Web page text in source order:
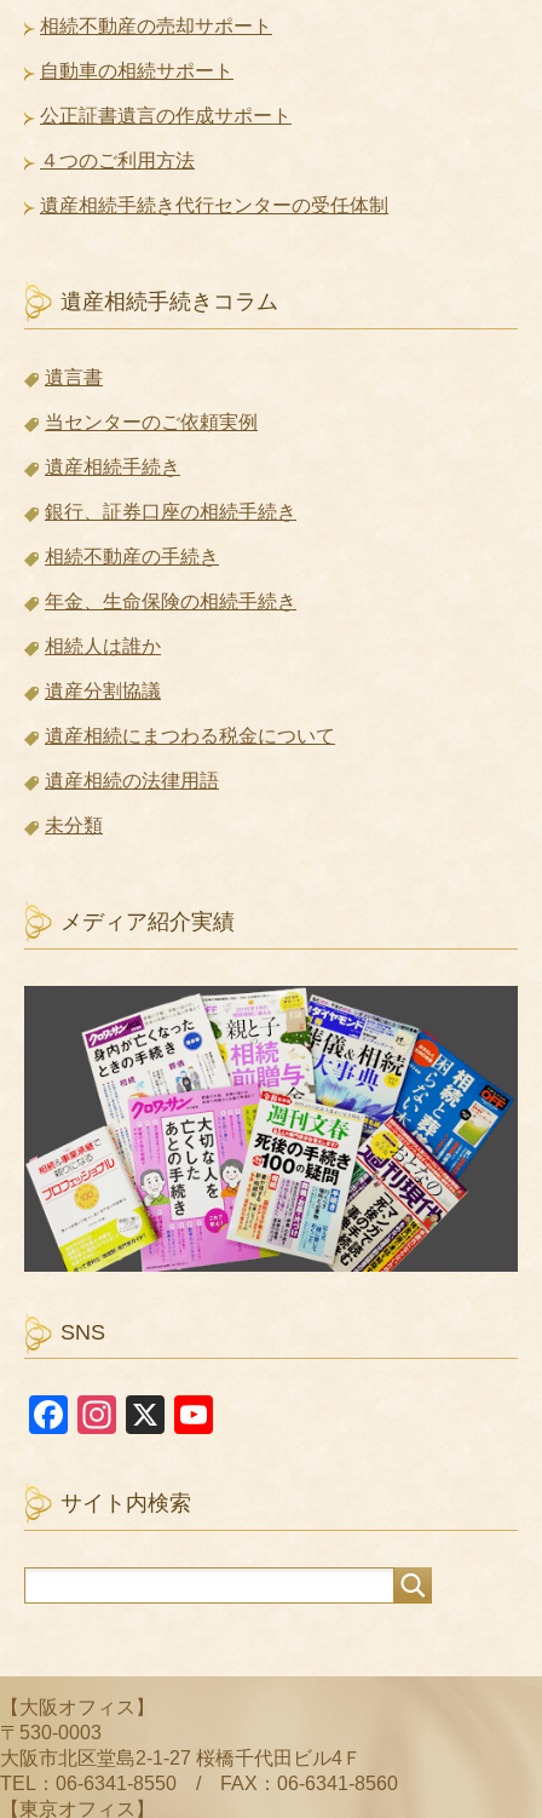
相続不動産の売却サポート
自動車の相続サポート
公正証書遺言の作成サポート
４つのご利用方法
遺産相続手続き代行センターの受任体制
遺産相続手続きコラム
遺言書
当センターのご依頼実例
遺産相続手続き
銀行、証券口座の相続手続き
相続不動産の手続き
年金、生命保険の相続手続き
相続人は誰か
遺産分割協議
遺産相続にまつわる税金について
遺産相続の法律用語
未分類
メディア紹介実績
SNS
F
c
e
b
o
k
In
a
gr
a
m
X
T
u
b
C
a
n
サイト内検索
【大阪オフィス】
〒530-0003
大阪市北区堂島2-1-27 桜橋千代田ビル4Ｆ
TEL：06-6341-8550 / FAX：06-6341-8560
【東京オフィス】